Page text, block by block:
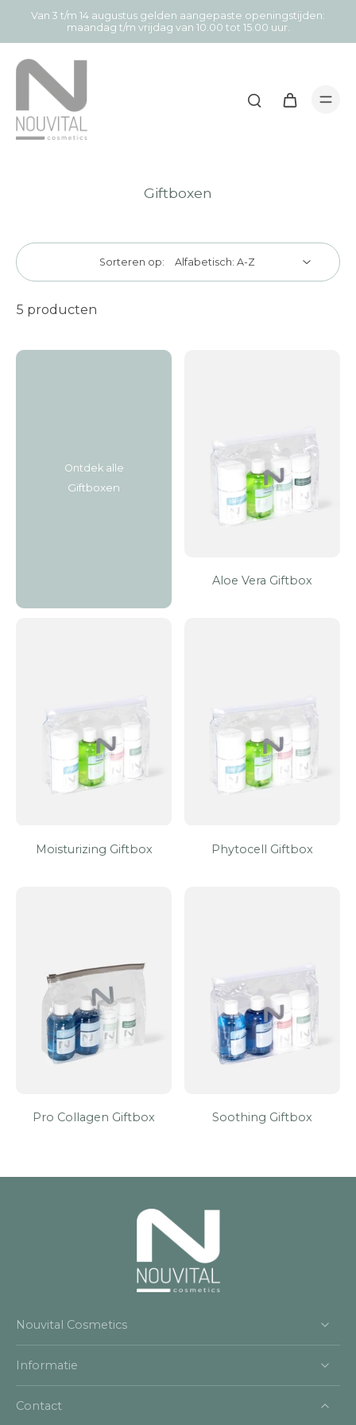
Van 3 t/m 14 augustus gelden aangepaste openingstijden:
maandag t/m vrijdag van 10.00 tot 15.00 uur.
Giftboxen
Sorteren op:
5 producten
Ontdek alle
Giftboxen
Aloe Vera Giftbox
Moisturizing Giftbox Phytocell Giftbox
Pro Collagen Giftbox Soothing Giftbox
Nouvital Cosmetics
Informatie
Contact